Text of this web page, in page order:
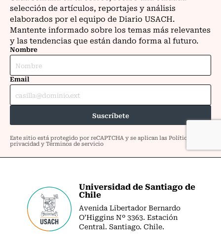
Universidad de Santiago de
Chile
Avenida Libertador Bernardo
O’Higgins Nº 3363. Estación
Central. Santiago. Chile.